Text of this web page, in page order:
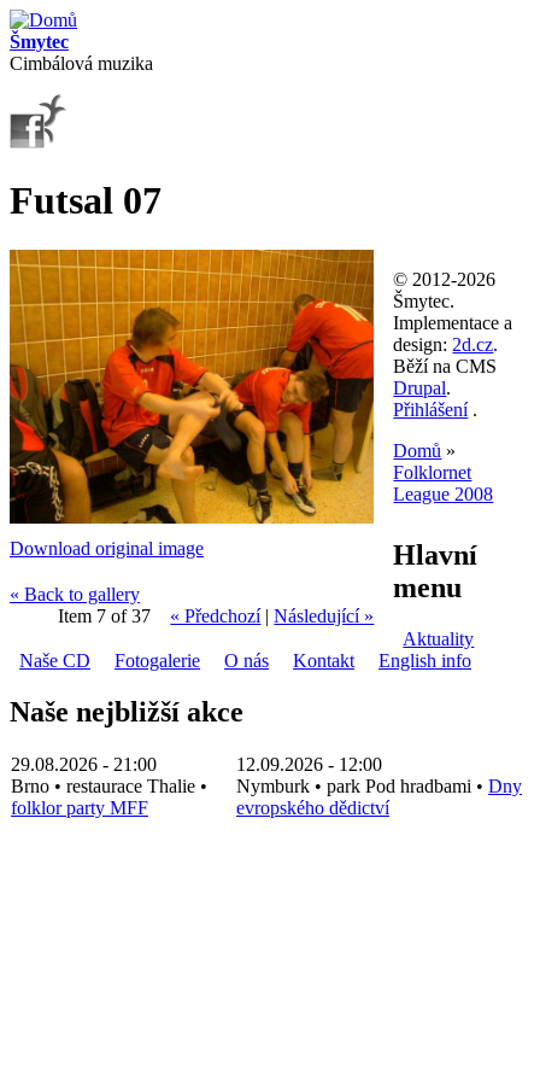
Přejít k hlavnímu obsahu
Šmytec
Cimbálová muzika
Futsal 07
Download original image
« Back to gallery
Item 7 of 37
« Předchozí|Následující »
© 2012-2026
Šmytec.
Implementace a
design: 2d.cz.
Běží na CMS
Drupal.
Přihlášení.
Jste zde
Domů »
Folklornet
League 2008
Hlavní
menu
Aktuality
Naše CD
Fotogalerie O nás Kontakt English info
Naše nejbližší akce
29.08.2026 - 21:00
Brno • restaurace Thalie •
folklor party MFF
12.09.2026 - 12:00
Nymburk • park Pod hradbami • Dny
evropského dědictví